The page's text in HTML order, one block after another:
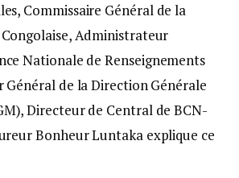
Commissaire Général de la
Administrateur
Nationale de Renseignements
Général de la Direction Générale
Directeur de Central de BCN-
Bonheur Luntaka explique ce